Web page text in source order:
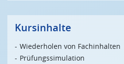
Kursinhalte
Wiederholen von Fachinhalten
Prüfungssimulation